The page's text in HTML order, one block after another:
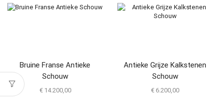
Bruine Franse Antieke
Schouw
€14.200,00
Antieke Grijze Kalkstenen
Schouw
€ 6.200,00